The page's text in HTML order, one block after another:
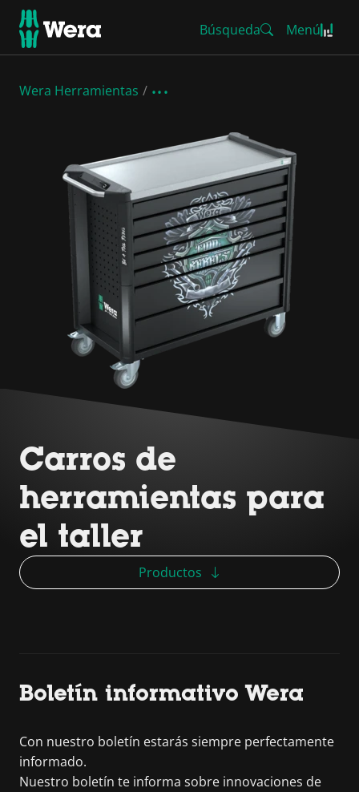
Búsqueda Menú
Wera Herramientas
Carros de
herramientas para
el taller
Productos
Boletín informativo Wera
Con nuestro boletín estarás siempre perfectamente
informado.
Nuestro boletín te informa sobre innovaciones de